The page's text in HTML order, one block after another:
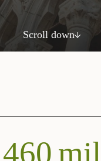
Scroll down
553 mil